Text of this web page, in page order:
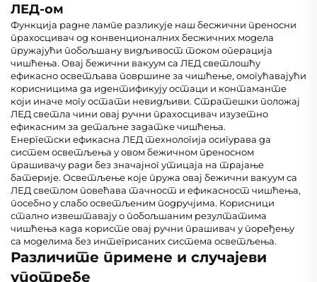
ЛЕД-ом
Функција радне лампе разликује наш бесжични преносни
прахосцивач од конвенционалних бесжичних модела
пружајући побољшану видљивост током операција
чишћења. Овај бежични вакуум са ЛЕД светлошћу
ефикасно осветљава површине за чишћење, омогућавајући
корисницима да идентификују остаци и контаманте
који иначе могу остати невидљиви. Стратешки положај
ЛЕД светла чини овај ручни прахосцивач изузетно
ефикасним за детаљне задатке чишћења.
Енергетски ефикасна ЛЕД технологија осигурава да
систем осветљења у овом бежичном преносном
прашивачу ради без значајног утицаја на трајање
батерије. Осветљење које пружа овај бежични вакуум са
ЛЕД светлом повећава тачност и ефикасност чишћења,
посебно у слабо осветљеним подручјима. Корисници
стално извештавају о побољшаним резултатима
чишћења када користе овај ручни прашивач у поређењу
са моделима без интегрисаних система осветљења.
Различите примене и случајеви
употребе